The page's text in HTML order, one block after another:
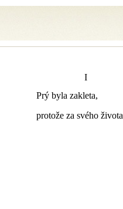
I
Prý byla zakleta,
protože za svého